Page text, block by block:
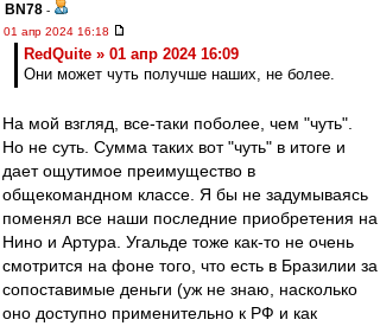
BN78 -
01 апр 2024 16:18
RedQuite » 01 апр 2024 16:09
Они может чуть получше наших, не более.
На мой взгляд, все-таки поболее, чем "чуть".
Но не суть. Сумма таких вот "чуть" в итоге и
дает ощутимое преимущество в
общекомандном классе. Я бы не задумываясь
поменял все наши последние приобретения на
Нино и Артура. Угальде тоже как-то не очень
смотрится на фоне того, что есть в Бразилии за
сопоставимые деньги (уж не знаю, насколько
оно доступно применительно к РФ и как